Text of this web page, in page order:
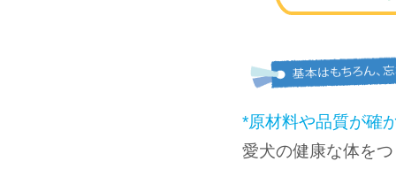
*原材料や品質が確
愛犬の健康な体を